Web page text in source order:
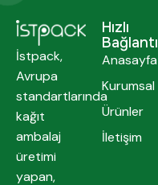
İstpack,
Avrupa
standartlarında
kağıt
ambalaj
üretimi
yapan,
Hızlı
Bağlantı
Anasayfa
Kurumsal
Ürünler
İletişim